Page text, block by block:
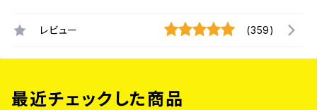
レビュー (359)
最近チェックした商品